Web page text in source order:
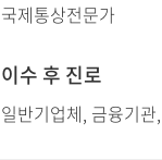
국제통상전문가
이수 후 진로
일반기업체, 금융기